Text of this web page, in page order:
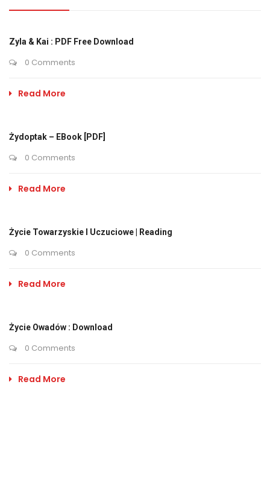
Zyla & Kai : PDF Free Download
0 Comments
Read More
Żydoptak – EBook [PDF]
0 Comments
Read More
Życie Towarzyskie I Uczuciowe | Reading
0 Comments
Read More
Życie Owadów : Download
0 Comments
Read More